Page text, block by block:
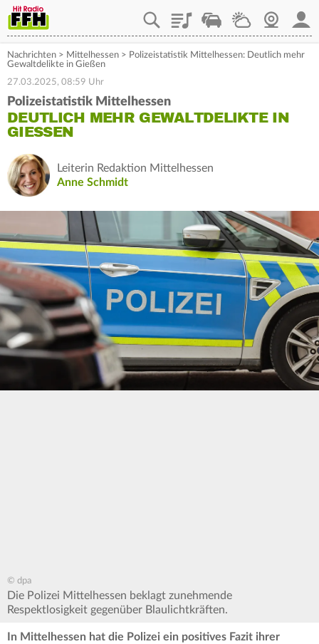
PlaylistStaupilotWetterWebcam
Nachrichten > Mittelhessen > Polizeistatistik Mittelhessen: Deutlich mehr
Gewaltdelikte in Gießen
27.03.2025, 08:59 Uhr
Polizeistatistik Mittelhessen
DEUTLICH MEHR GEWALTDELIKTE IN
GIESSEN
Leiterin Redaktion Mittelhessen
Anne Schmidt
© dpa
Die Polizei Mittelhessen beklagt zunehmende
Respektlosigkeit gegenüber Blaulichtkräften.
In Mittelhessen hat die Polizei ein positives Fazit ihrer